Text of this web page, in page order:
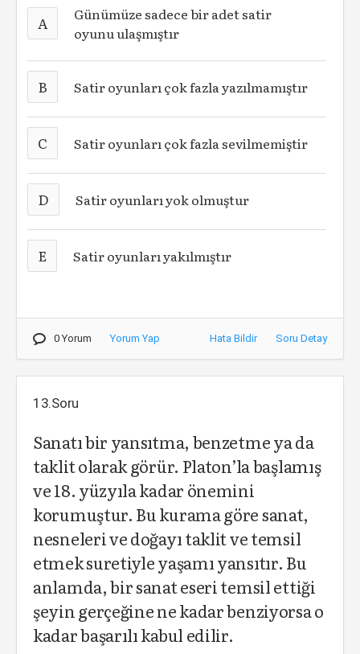
A
Günümüze sadece bir adet satir
oyunu ulaşmıştır
B Satir oyunları çok fazla yazılmamıştır
C Satir oyunları çok fazla sevilmemiştir
D Satir oyunları yok olmuştur
E Satir oyunları yakılmıştır
0 Yorum Yorum Yap Hata Bildir Soru Detay
13.Soru
Sanatı bir yansıtma, benzetme ya da
taklit olarak görür. Platon’la başlamış
ve 18. yüzyıla kadar önemini
korumuştur. Bu kurama göre sanat,
nesneleri ve doğayı taklit ve temsil
etmek suretiyle yaşamı yansıtır. Bu
anlamda, bir sanat eseri temsil ettiği
şeyin gerçeğine ne kadar benziyorsa o
kadar başarılı kabul edilir.